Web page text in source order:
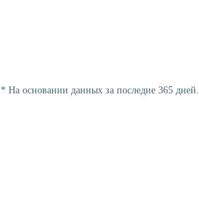
* На основании данных за последие 365 дней.